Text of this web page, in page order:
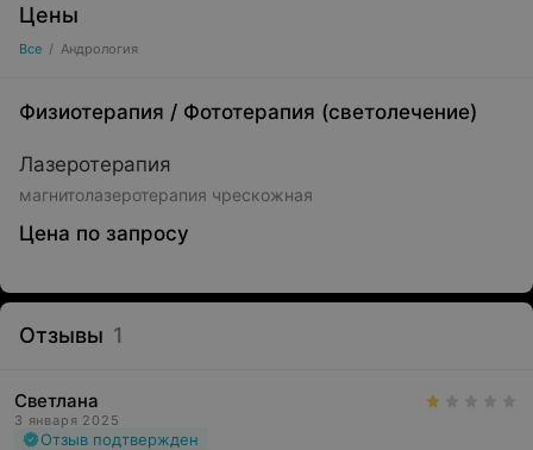
Цены
Все / Андрология
Физиотерапия / Фототерапия (светолечение)
Лазеротерапия
магнитолазеротерапия чрескожная
Цена по запросу
Отзывы 1
Светлана
3 января 2025
Отзыв подтвержден